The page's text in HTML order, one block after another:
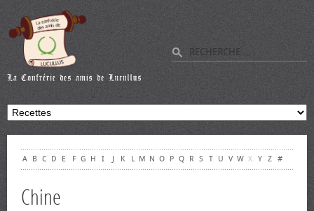
A B C D E F G H I J K L M N O P Q R S T U V W X Y Z #
Chine